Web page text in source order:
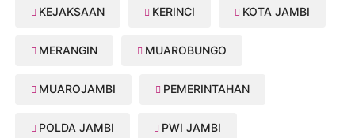
KEJAKSAAN KERINCI KOTA JAMBI
MERANGIN MUAROBUNGO
MUAROJAMBI PEMERINTAHAN
POLDA JAMBI PWI JAMBI